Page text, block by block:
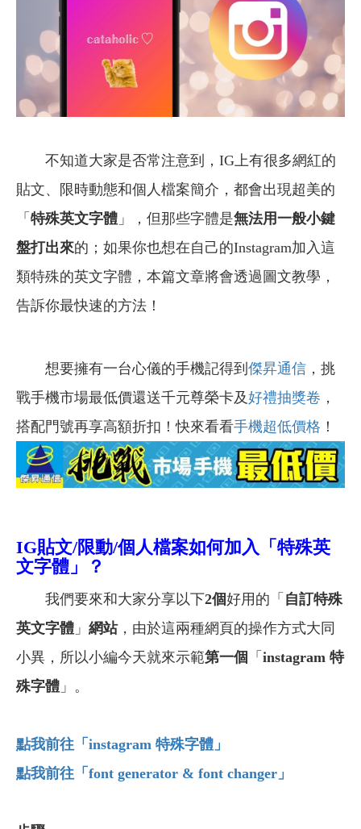
不知道大家是否常注意到，IG上有很多網紅的
貼文、限時動態和個人檔案簡介，都會出現超美的
「 特殊英文字體 」，但那些字體是無法用一般小鍵
盤打出來的；如果你也想在自己的Instagram加入這
類特殊的英文字體，本篇文章將會透過圖文教學，
告訴你最快速的方法！
想要擁有一台心儀的手機記得到 傑昇通信 ，挑
戰手機市場最低價還送千元尊榮卡及好禮抽獎卷 ，
搭配門號再享高額折扣！快來看看手機超低價格 ！
IG貼文/限動/個人檔案如何加入「特殊英
文字體」？
我們要來和大家分享以下2個好用的「 自訂特殊
英文字體 」 網站，由於這兩種網頁的操作方式大同
小異，所以小編今天就來示範第一個 「 instagram 特
殊字體 」。
點我前往「instagram 特殊字體」
點我前往「font generator & font changer 」